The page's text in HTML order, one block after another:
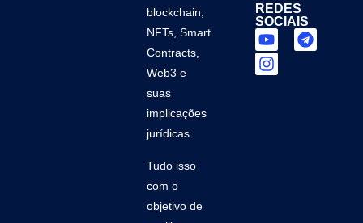
blockchain,
NFTs, Smart
Contracts,
Web3 e
suas
implicações
jurídicas.
Tudo isso
com o
objetivo de
REDES
SOCIAIS